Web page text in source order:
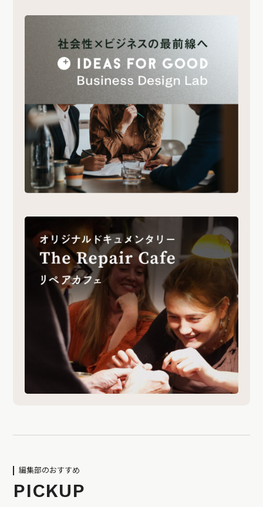
編集部のおすすめ
PICKUP